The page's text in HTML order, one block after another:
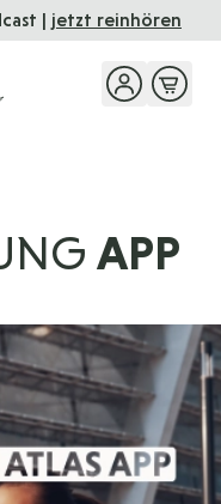
| jetzt reinhören
APP